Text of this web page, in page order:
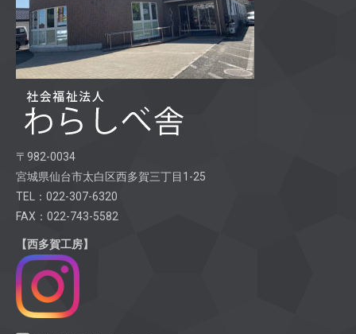
〒982-0034
宮城県仙台市太白区西多賀三丁目1-25
TEL：022-307-6320
FAX：022-743-5582
【西多賀工房】